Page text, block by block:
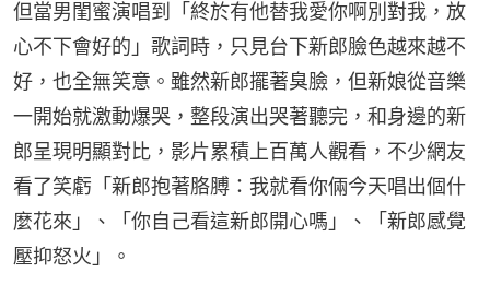
但當男閨蜜演唱到「終於有他替我愛你啊別對我，放
心不下會好的」歌詞時，只見台下新郎臉色越來越不
好，也全無笑意。雖然新郎擺著臭臉，但新娘從音樂
一開始就激動爆哭，整段演出哭著聽完，和身邊的新
郎呈現明顯對比，影片累積上百萬人觀看，不少網友
看了笑虧「新郎抱著胳膊：我就看你倆今天唱出個什
麼花來」、「你自己看這新郎開心嗎」、「新郎感覺
壓抑怒火」。